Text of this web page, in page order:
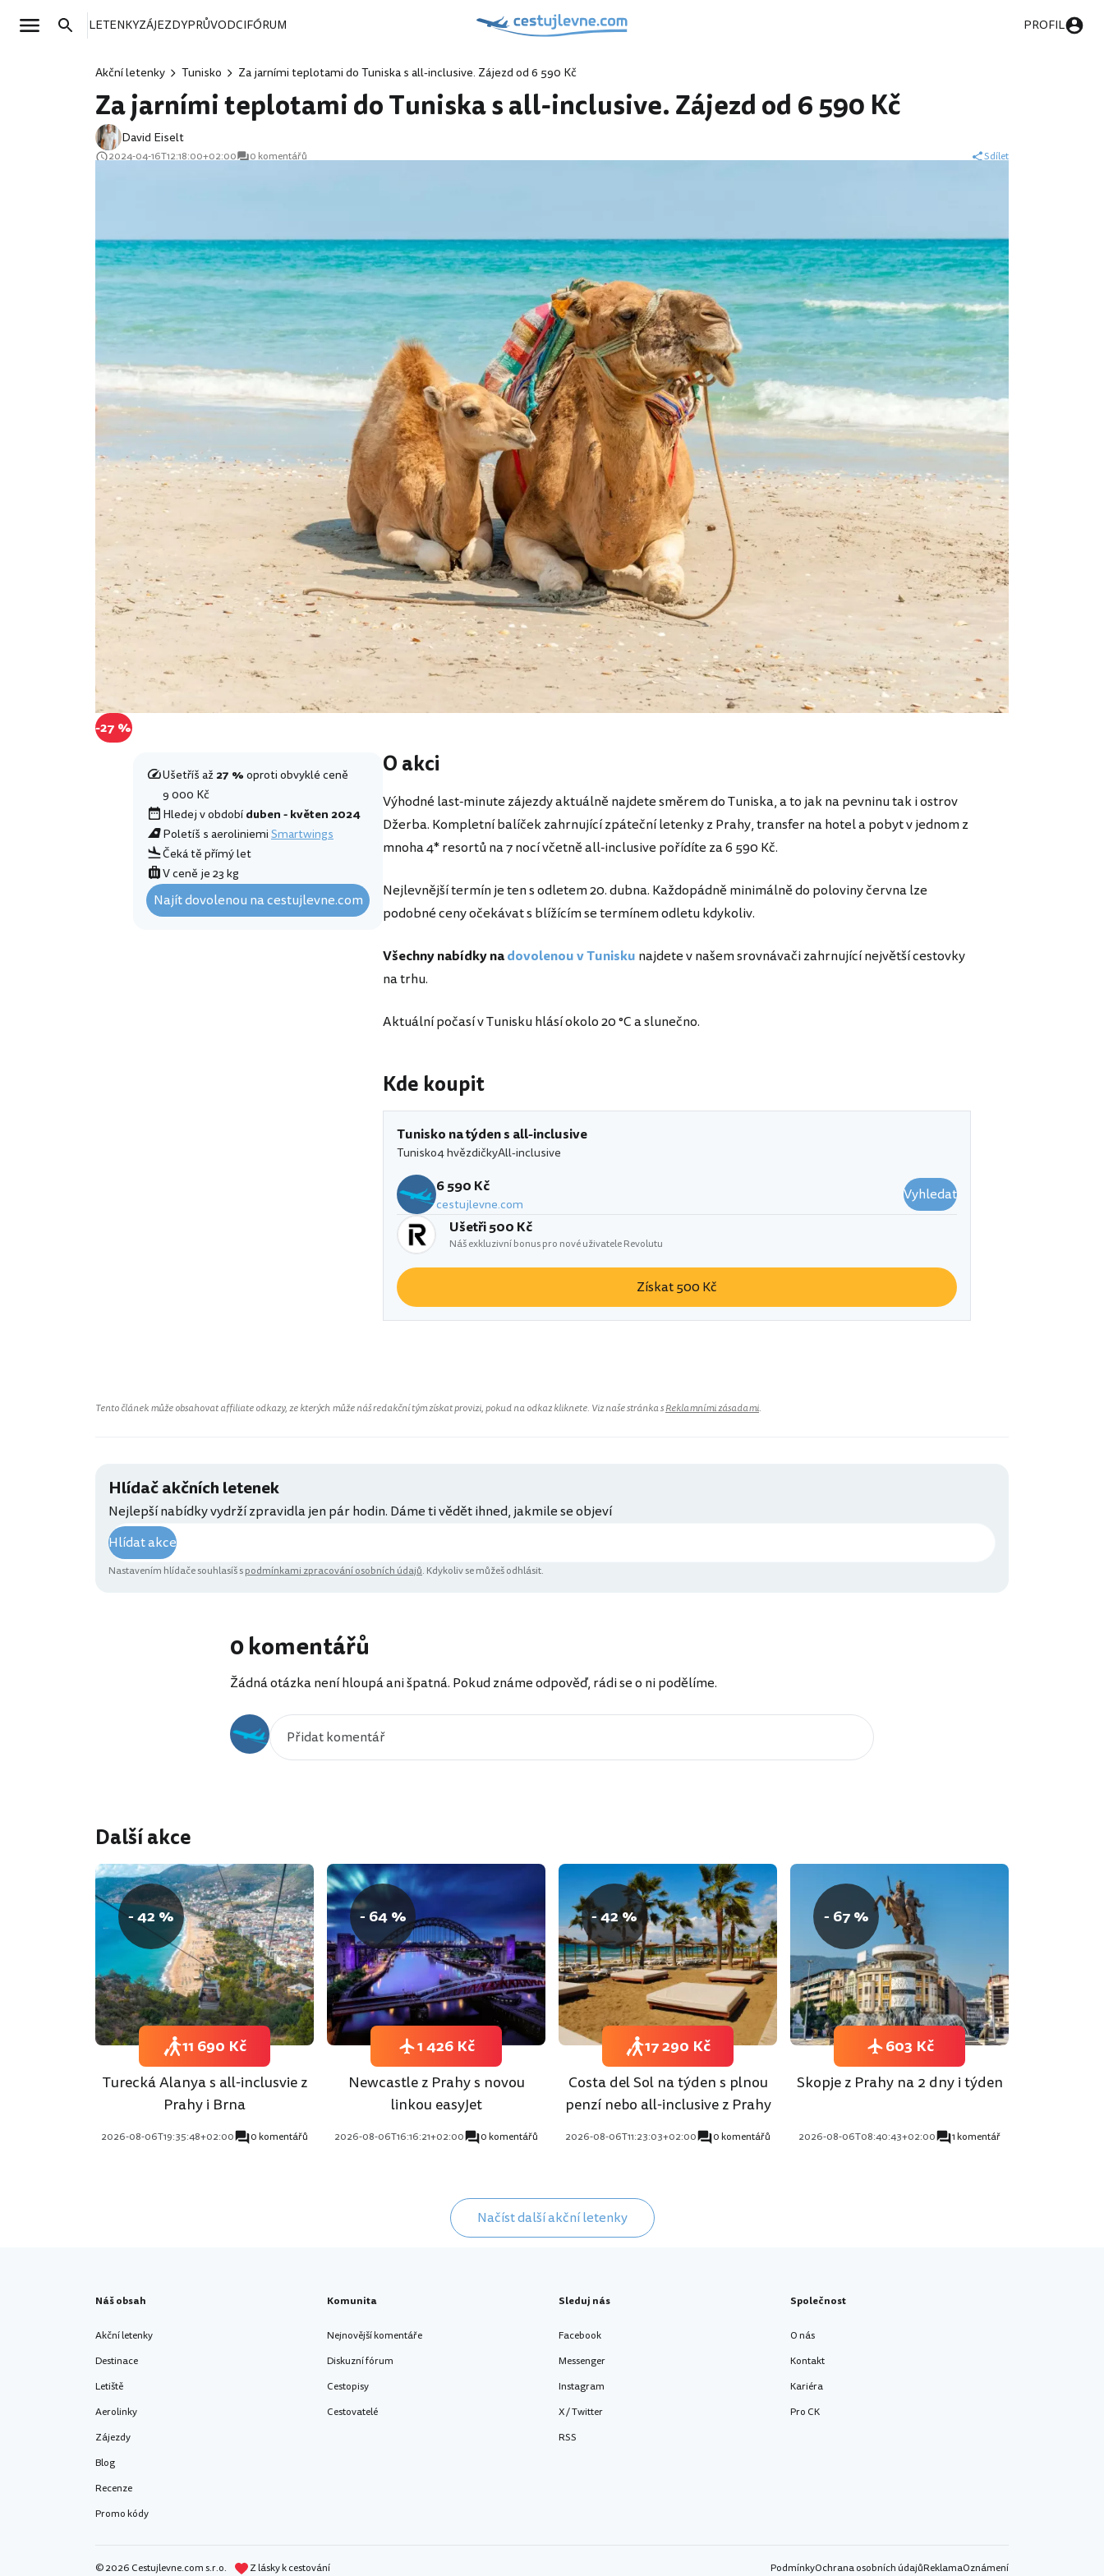
LETENKYZÁJEZDYPRŮVODCIFÓRUM PROFIL
Akční letenky Tunisko Za jarními teplotami do Tuniska s all-inclusive. Zájezd od 6 590 Kč
Za jarními teplotami do Tuniska s all-inclusive. Zájezd od 6 590 Kč
David Eiselt
2024-04-16T12:18:00+02:00 0 komentářů Sdílet
-27 %
Ušetříš až27 %oproti obvyklé ceně
9 000 Kč
Hledej v obdobíduben - květen 2024
Poletíš s aeroliniemiSmartwings
Čeká tě přímý let
V ceně je 23 kg
Najít dovolenou na cestujlevne.com
O akci
Výhodné last-minute zájezdy aktuálně najdete směrem do Tuniska, a to jak na pevninu tak i ostrov
Džerba. Kompletní balíček zahrnující zpáteční letenky z Prahy, transfer na hotel a pobyt v jednom z
mnoha 4* resortů na 7 nocí včetně all-inclusive pořídíte za 6 590 Kč.
Nejlevnější termín je ten s odletem 20. dubna. Každopádně minimálně do poloviny června lze
podobné ceny očekávat s blížícím se termínem odletu kdykoliv.
Všechny nabídky nadovolenou v Tunisku najdete v našem srovnávači zahrnující největší cestovky
na trhu.
Aktuální počasí v Tunisku hlásí okolo 20 °C a slunečno.
Kde koupit
Tunisko na týden s all-inclusive
Tunisko4 hvězdičkyAll-inclusive
6 590 Kč
cestujlevne.com
Vyhledat
Ušetři 500 Kč
Náš exkluzivní bonus pro nové uživatele Revolutu
Získat 500 Kč
Tento článek může obsahovat affiliate odkazy, ze kterých může náš redakční tým získat provizi, pokud na odkaz kliknete. Viz naše stránka sReklamními zásadami.
Hlídač akčních letenek
Nejlepší nabídky vydrží zpravidla jen pár hodin. Dáme ti vědět ihned, jakmile se objeví
Hlídat akce
Nastavením hlídače souhlasíš spodmínkami zpracování osobních údajů. Kdykoliv se můžeš odhlásit.
0 komentářů
Žádná otázka není hloupá ani špatná. Pokud známe odpověď, rádi se o ni podělíme.
Další akce
- 42 %
Turecká Alanya s all-inclusvie z
Prahy i Brna
2026-08-06T19:35:48+02:00 0 komentářů
11 690 Kč
- 64 %
Newcastle z Prahy s novou
linkou easyJet
2026-08-06T16:16:21+02:00 0 komentářů
1 426 Kč
- 42 %
Costa del Sol na týden s plnou
penzí nebo all-inclusive z Prahy
2026-08-06T11:23:03+02:00 0 komentářů
17 290 Kč
- 67 %
Skopje z Prahy na 2 dny i týden
2026-08-06T08:40:43+02:00 1 komentář
603 Kč
Načíst další akční letenky
Náš obsah
Akční letenky
Destinace
Letiště
Aerolinky
Zájezdy
Blog
Recenze
Promo kódy
Komunita
Nejnovější komentáře
Diskuzní fórum
Cestopisy
Cestovatelé
Sleduj nás
Facebook
Messenger
Instagram
X / Twitter
RSS
Společnost
O nás
Kontakt
Kariéra
Pro CK
© 2026 Cestujlevne.com s.r.o. Z lásky k cestování PodmínkyOchrana osobních údajůReklamaOznámení